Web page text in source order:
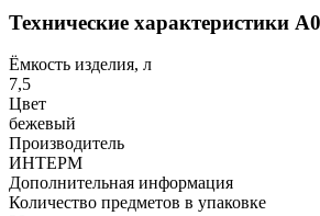
Технические характеристики
Ёмкость изделия, л
7,5
Цвет
бежевый
Производитель
ИНТЕРМ
Дополнительная информация
Количество предметов в упаковке